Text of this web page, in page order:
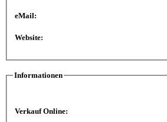
eMail:
Website:
Informationen
Verkauf Online: